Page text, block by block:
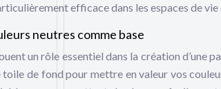
efficace dans les espaces de vie
neutres comme base
un rôle essentiel dans la création d’une
de fond pour mettre en valeur vos